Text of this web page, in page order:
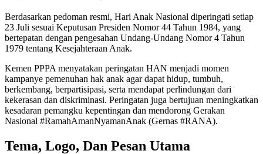
Berdasarkan pedoman resmi, Hari Anak Nasional diperingati setiap
23 Juli sesuai Keputusan Presiden Nomor 44 Tahun 1984, yang
bertepatan dengan pengesahan Undang-Undang Nomor 4 Tahun
1979 tentang Kesejahteraan Anak.
Kemen PPPA menyatakan peringatan HAN menjadi momen
kampanye pemenuhan hak anak agar dapat hidup, tumbuh,
berkembang, berpartisipasi, serta mendapat perlindungan dari
kekerasan dan diskriminasi. Peringatan juga bertujuan meningkatkan
kesadaran pemangku kepentingan dan mendorong Gerakan
Nasional #RamahAmanNyamanAnak (Gernas #RANA).
Tema, Logo, Dan Pesan Utama